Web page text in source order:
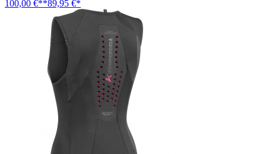
100,00 €**89,95 €*